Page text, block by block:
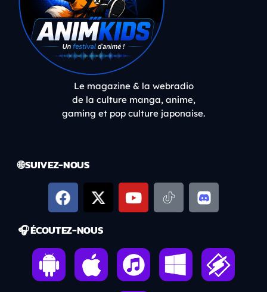
Le magazine & la webradio
de la culture manga, anime,
gaming et pop culture japonaise.
🌐 SUIVEZ-NOUS
🎧 ÉCOUTEZ-NOUS